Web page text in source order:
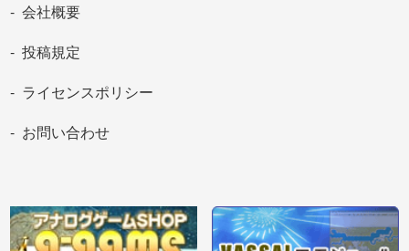
会社概要
投稿規定
ライセンスポリシー
お問い合わせ